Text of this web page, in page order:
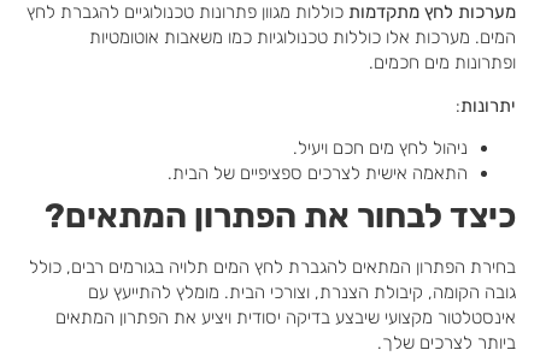
מערכות לחץ מתקדמות כוללות מגוון פתרונות טכנולוגיים להגברת לחץ
המים. מערכות אלו כוללות טכנולוגיות כמו משאבות אוטומטיות
ופתרונות מים חכמים.
יתרונות:
ניהול לחץ מים חכם ויעיל.
התאמה אישית לצרכים ספציפיים של הבית.
כיצד לבחור את הפתרון המתאים?
בחירת הפתרון המתאים להגברת לחץ המים תלויה בגורמים רבים, כולל
גובה הקומה, קיבולת הצנרת, וצורכי הבית. מומלץ להתייעץ עם
אינסטלטור מקצועי שיבצע בדיקה יסודית ויציע את הפתרון המתאים
ביותר לצרכים שלך.